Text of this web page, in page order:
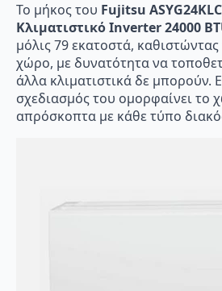
Το μήκος του Fujitsu
Κλιματιστικό Inverter 24000
μόλις 79 εκατοστά, καθιστώντας
χώρο, με δυνατότητα να
άλλα κλιματιστικά δε μπορούν.
σχεδιασμός του ομορφαίνει το
απρόσκοπτα με κάθε τύπο